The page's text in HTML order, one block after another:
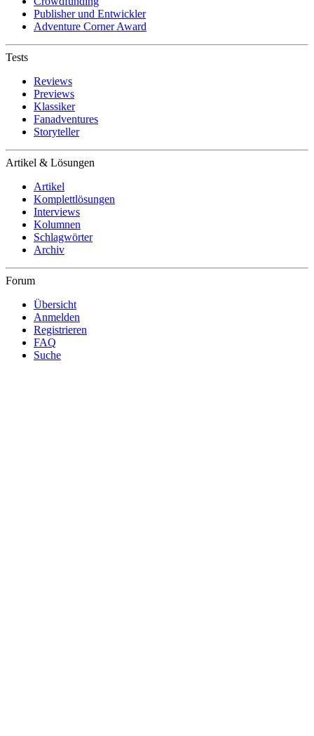
Publisher und Entwickler
Adventure Corner Award
Tests
Reviews
Previews
Klassiker
Fanadventures
Storyteller
Artikel & Lösungen
Artikel
Komplettlösungen
Interviews
Kolumnen
Schlagwörter
Archiv
Forum
Übersicht
Anmelden
Registrieren
FAQ
Suche